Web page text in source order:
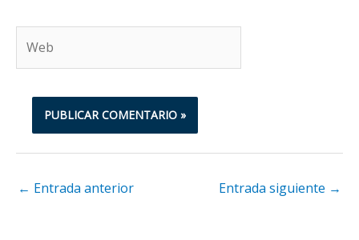
← Entrada anterior Entrada siguiente →